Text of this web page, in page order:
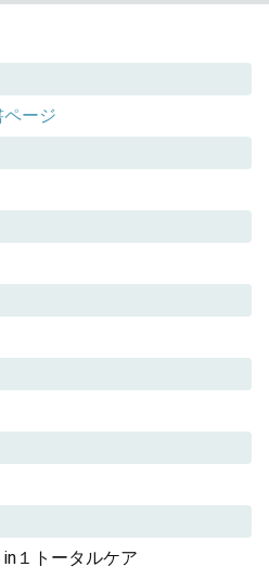
ージ
１トータルケア